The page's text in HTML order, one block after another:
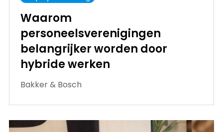
Waarom
personeelsverenigingen
belangrijker worden door
hybride werken
Bakker & Bosch